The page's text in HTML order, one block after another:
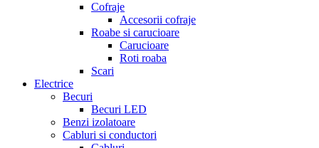
Cofraje
Accesorii cofraje
Roabe si carucioare
Carucioare
Roti roaba
Scari
Electrice
Becuri
Becuri LED
Benzi izolatoare
Cabluri si conductori